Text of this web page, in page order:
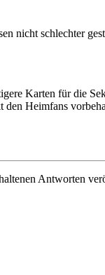
nicht schlechter
Karten für die
Heimfans
Antworten